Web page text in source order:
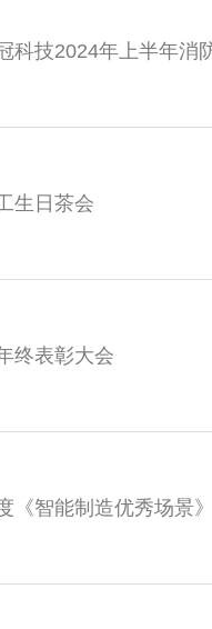
科技2024年上半年消
生日茶会
终表彰大会
《智能制造优秀场景